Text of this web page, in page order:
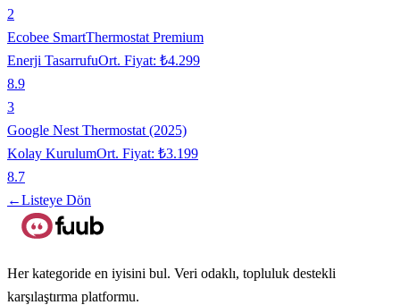
2
Ecobee SmartThermostat Premium
Enerji TasarrufuOrt. Fiyat: ₺4.299
8.9
3
Google Nest Thermostat (2025)
Kolay KurulumOrt. Fiyat: ₺3.199
8.7
←Listeye Dön
Her kategoride en iyisini bul. Veri odaklı, topluluk destekli
karşılaştırma platformu.